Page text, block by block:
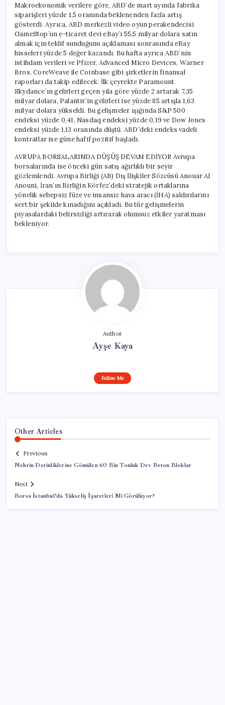
Makroekonomik verilere göre, ABD’de mart ayında fabrika
siparişleri yüzde 1,5 oranında beklenenden fazla artış
gösterdi. Ayrıca, ABD merkezli video oyun perakendecisi
GameStop’un e-ticaret devi eBay’i 55,5 milyar dolara satın
almak için teklif sunduğunu açıklaması sonrasında eBay
hisseleri yüzde 5 değer kazandı. Bu hafta ayrıca ABD’nin
istihdam verileri ve Pfizer, Advanced Micro Devices, Warner
Bros. CoreWeave ile Coinbase gibi şirketlerin finansal
raporları da takip edilecek. İlk çeyrekte Paramount
Skydance’ın gelirleri geçen yıla göre yüzde 2 artarak 7,35
milyar dolara, Palantir’in gelirleri ise yüzde 85 artışla 1,63
milyar dolara yükseldi. Bu gelişmeler ışığında S&P 500
endeksi yüzde 0,41, Nasdaq endeksi yüzde 0,19 ve Dow Jones
endeksi yüzde 1,13 oranında düştü. ABD’deki endeks vadeli
kontratlar ise güne hafif pozitif başladı.
AVRUPA BORSALARINDA DÜŞÜŞ DEVAM EDİYOR Avrupa
borsalarında ise önceki gün satış ağırlıklı bir seyir
gözlemlendi. Avrupa Birliği (AB) Dış İlişkiler Sözcüsü Anouar Al
Anouni, İran’ın Birliğin Körfez’deki stratejik ortaklarına
yönelik sebepsiz füze ve insansız hava aracı (İHA) saldırılarını
sert bir şekilde kınadığını açıkladı. Bu tür gelişmelerin
piyasalardaki belirsizliği artırarak olumsuz etkiler yaratması
bekleniyor.
Author
Ayşe Kaya
Follow Me
Other Articles
Previous
Nehrin Derinliklerine Gömülen 60 Bin Tonluk Dev Beton Bloklar
Next
Borsa İstanbul’da Yükseliş İşaretleri Mi Görülüyor?